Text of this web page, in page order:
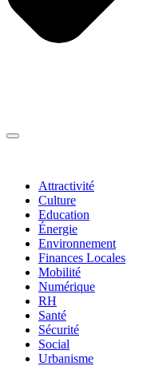
Attractivité
Culture
Education
Énergie
Environnement
Finances Locales
Mobilité
Numérique
RH
Santé
Sécurité
Social
Urbanisme